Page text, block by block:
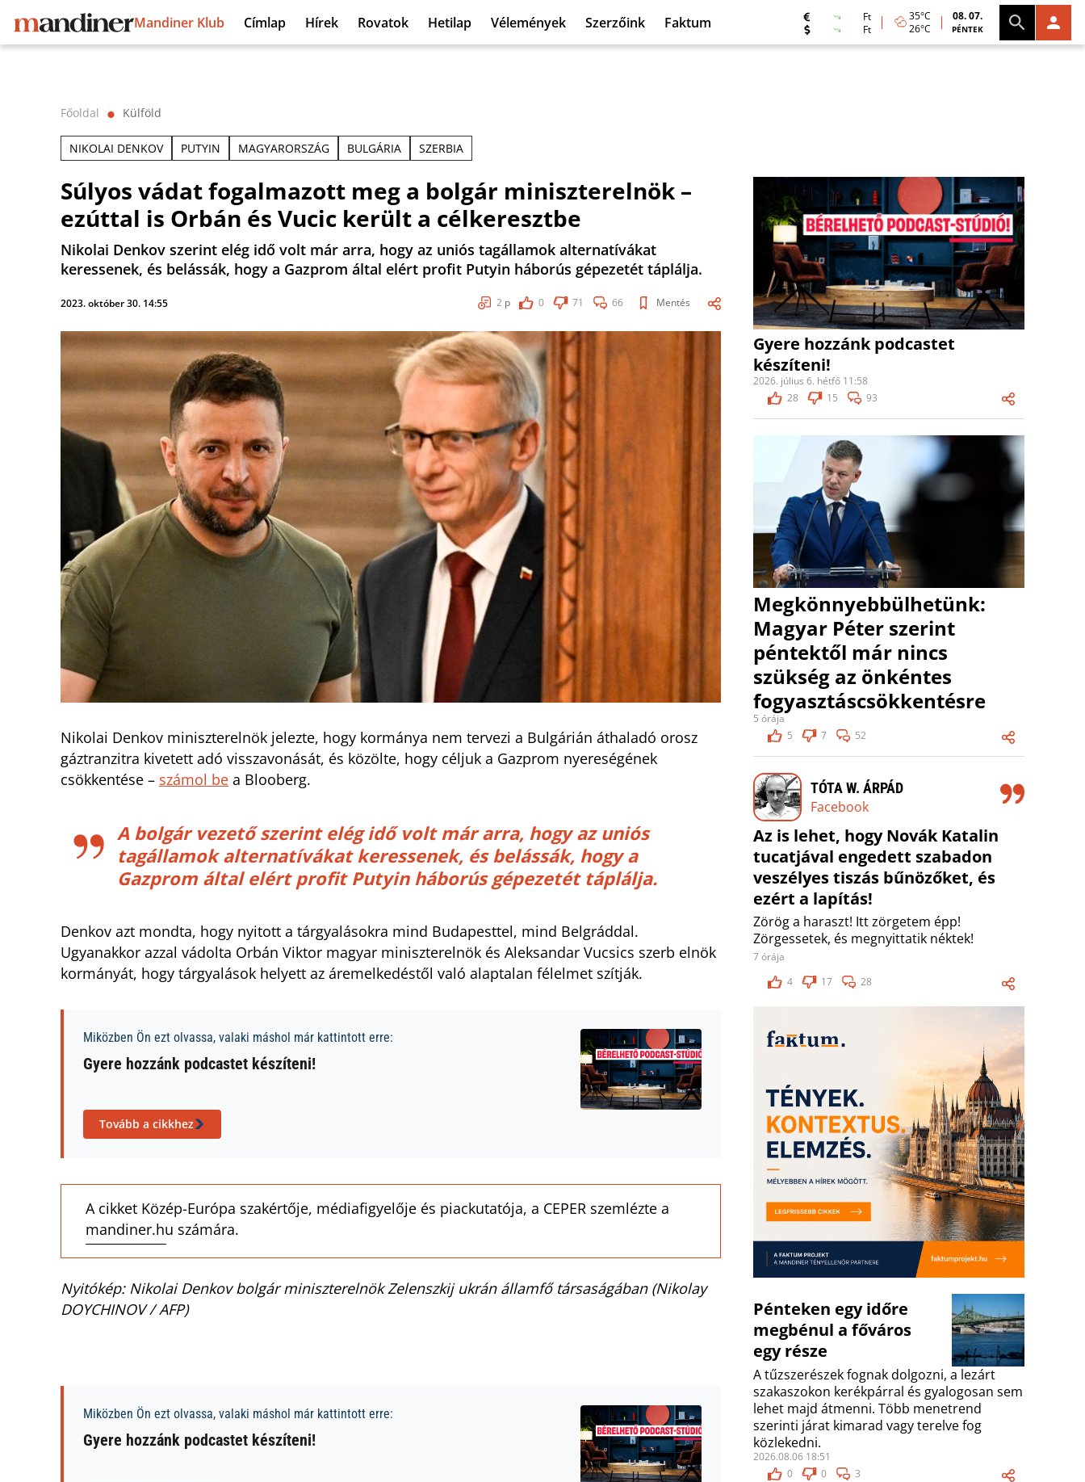
Mandiner Klub Címlap Hírek Rovatok Hetilap Vélemények Szerzőink Faktum
Ft
Ft
35°C
26°C
08. 07.
PÉNTEK
Főoldal ⬤ Külföld
NIKOLAI DENKOV PUTYIN MAGYARORSZÁG BULGÁRIA SZERBIA
Súlyos vádat fogalmazott meg a bolgár miniszterelnök –
ezúttal is Orbán és Vucic került a célkeresztbe
Nikolai Denkov szerint elég idő volt már arra, hogy az uniós tagállamok alternatívákat
keressenek, és belássák, hogy a Gazprom által elért profit Putyin háborús gépezetét táplálja.
2023. október 30. 14:55 2 p 0 71 66 Mentés
Nikolai Denkov miniszterelnök jelezte, hogy kormánya nem tervezi a Bulgárián áthaladó orosz
gáztranzitra kivetett adó visszavonását, és közölte, hogy céljuk a Gazprom nyereségének
csökkentése – számol be a Blooberg.
A bolgár vezető szerint elég idő volt már arra, hogy az uniós
tagállamok alternatívákat keressenek, és belássák, hogy a
Gazprom által elért profit Putyin háborús gépezetét táplálja.
Denkov azt mondta, hogy nyitott a tárgyalásokra mind Budapesttel, mind Belgráddal.
Ugyanakkor azzal vádolta Orbán Viktor magyar miniszterelnök és Aleksandar Vucsics szerb elnök
kormányát, hogy tárgyalások helyett az áremelkedéstől való alaptalan félelmet szítják.
Miközben Ön ezt olvassa, valaki máshol már kattintott erre:
Gyere hozzánk podcastet készíteni!
Tovább a cikkhez
A cikket Közép-Európa szakértője, médiafigyelője és piackutatója, a CEPER szemlézte a
mandiner.hu számára.
Nyitókép: Nikolai Denkov bolgár miniszterelnök Zelenszkij ukrán államfő társaságában (Nikolay
DOYCHINOV / AFP)
Miközben Ön ezt olvassa, valaki máshol már kattintott erre:
Gyere hozzánk podcastet készíteni!
Gyere hozzánk podcastet
készíteni!
2026. július 6. hétfő 11:58
28
15 93
Megkönnyebbülhetünk:
Magyar Péter szerint
péntektől már nincs
szükség az önkéntes
fogyasztáscsökkentésre
5 órája
5
7 52
TÓTA W. ÁRPÁD
Facebook
Az is lehet, hogy Novák Katalin
tucatjával engedett szabadon
veszélyes tiszás bűnözőket, és
ezért a lapítás!
Zörög a haraszt! Itt zörgetem épp!
Zörgessetek, és megnyittatik néktek!
7 órája
4
17 28
Pénteken egy időre
megbénul a főváros
egy része
A tűzszerészek fognak dolgozni, a lezárt
szakaszokon kerékpárral és gyalogosan sem
lehet majd átmenni. Több menetrend
szerinti járat kimarad vagy terelve fog
közlekedni.
2026.08.06 18:51
0
0 3